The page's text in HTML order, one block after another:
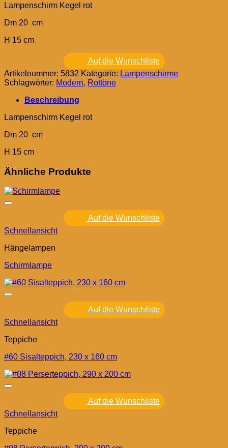
Lampenschirm Kegel rot
Dm 20 cm
H 15 cm
Auf die Wunschliste
Artikelnummer: 5832 Kategorie: Lampenschirme
Schlagwörter: Modern, Rottöne
Beschreibung
Lampenschirm Kegel rot
Dm 20 cm
H 15 cm
Ähnliche Produkte
Auf die Wunschliste
Schnellansicht
Hängelampen
Schirmlampe
Auf die Wunschliste
Schnellansicht
Teppiche
#60 Sisalteppich, 230 x 160 cm
Auf die Wunschliste
Schnellansicht
Teppiche